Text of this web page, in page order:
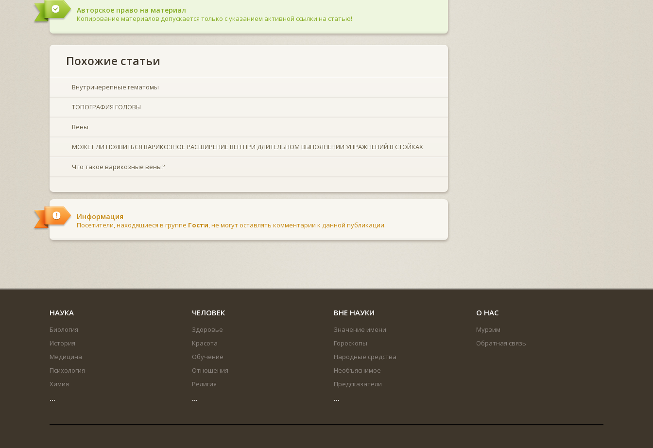
Авторское право на материал
Копирование материалов допускается только с указанием активной ссылки на статью!
Похожие статьи
Внутричерепные гематомы
ТОПОГРАФИЯ ГОЛОВЫ
Вены
МОЖЕТ ЛИ ПОЯВИТЬСЯ ВАРИКОЗНОЕ РАСШИРЕНИЕ ВЕН ПРИ ДЛИТЕЛЬНОМ ВЫПОЛНЕНИИ УПРАЖНЕНИЙ В СТОЙКАХ
Что такое варикозные вены?
Информация
Посетители, находящиеся в группе Гости, не могут оставлять комментарии к данной публикации.
НАУКА
Биология
История
Медицина
Психология
Химия
...
ЧЕЛОВЕК
Здоровье
Красота
Обучение
Отношения
Религия
...
ВНЕ НАУКИ
Значение имени
Гороскопы
Народные средства
Необъяснимое
Предсказатели
...
О НАС
Мурзим
Обратная связь